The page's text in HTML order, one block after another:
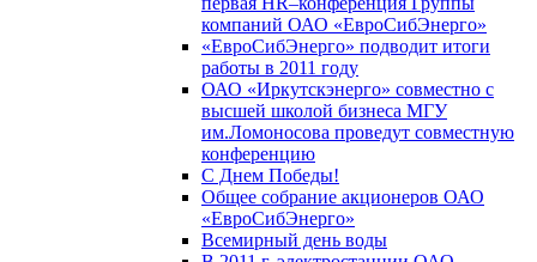
компаний ОАО «ЕвроСибЭнерго»
«ЕвроСибЭнерго» подводит итоги
работы в 2011 году
ОАО «Иркутскэнерго» совместно с
высшей школой бизнеса МГУ
им.Ломоносова проведут совместную
конференцию
С Днем Победы!
Общее собрание акционеров ОАО
«ЕвроСибЭнерго»
Всемирный день воды